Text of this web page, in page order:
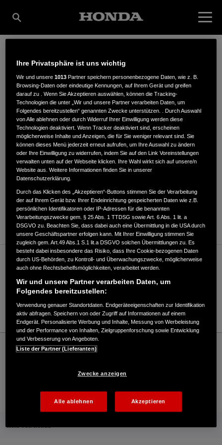
KOGATEC GMBH &
CO.KG
Krefelder Str. 29,40670,Meerbusch
ANFAHRTSBESCHREIBUNG ANFORDERN
WEBSITE
Verkauf / Kundendienst
02159/91499-0
E-Mail
Honda
Industrie
KoGaTec GmbH & Co.KG - Industrie – Honda - HONDA Deutschland Offizielle Website
Mehr von Honda
Ihre Privatsphäre ist uns wichtig
Wir und unsere1013 Partner speichern personenbezogene Daten, wie z. B.
Browsing-Daten oder eindeutige Kennungen, auf Ihrem Gerät und greifen
darauf zu . Wenn Sie Akzeptieren auswählen, können die Tracking-
Technologien die unter „Wir und unsere Partner verarbeiten Daten, um
Folgendes bereitzustellen“ genannten Zwecke unterstützen. . Durch Auswahl
von Alle ablehnen oder durch Widerruf Ihrer Einwilligung werden diese
Technologien deaktiviert. Wenn Tracker deaktiviert sind, erscheinen
möglicherweise Inhalte und Anzeigen, die für Sie weniger relevant sind. Sie
können dieses Menü jederzeit erneut aufrufen, um Ihre Auswahl zu ändern
oder Ihre Einwilligung zu widerrufen, indem Sie auf den Link Voreinstellungen
verwalten unten auf der Webseite klicken. Ihre Wahl wirkt sich auf unsere/n
Website aus. Weitere Informationen finden Sie in unserer
Datenschutzerklärung.
Durch das Klicken des „Akzeptieren“-Buttons stimmen Sie der Verarbeitung
der auf Ihrem Gerät bzw. Ihrer Endeinrichtung gespeicherten Daten wie z.B.
persönlichen Identifikatoren oder IP-Adressen für die benannten
Verarbeitungszwecke gem. § 25 Abs. 1 TTDSG sowie Art. 6 Abs. 1 lit. a
DSGVO zu. Beachten Sie, dass dabei auch eine Übermittlung in die USA durch
unsere Geschäftspartner erfolgen kann. Mit Ihrer Einwilligung stimmen Sie
zugleich gem. Art.49 Abs.1 S.1 lit.a DSGVO solchen Übermittlungen zu. Es
besteht dabei insbesondere das Risiko, dass Ihre Cookie-bezogenen Daten
durch US-Behörden, zu Kontroll- und Überwachungszwecke, möglicherweise
auch ohne Rechtsbehelfsmöglichkeiten, verarbeitet werden.
Wir und unsere Partner verarbeiten Daten, um
Folgendes bereitzustellen:
Verwendung genauer Standortdaten. Endgeräteeigenschaften zur Identifikation
aktiv abfragen. Speichern von oder Zugriff auf Informationen auf einem
Endgerät. Personalisierte Werbung und Inhalte, Messung von Werbeleistung
und der Performance von Inhalten, Zielgruppenforschung sowie Entwicklung
und Verbesserung von Angeboten.
Liste der Partner (Lieferanten)
Zwecke anzeigen
Alle ablehnen Akzeptieren